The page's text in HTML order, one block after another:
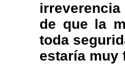
de que la
toda
estaría muy